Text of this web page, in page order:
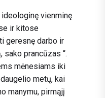
vienminę
ir kitose
geresnę darbo ir
prancūzas “.
mėnesiams iki
metų, kai
manymu, pirmąjį